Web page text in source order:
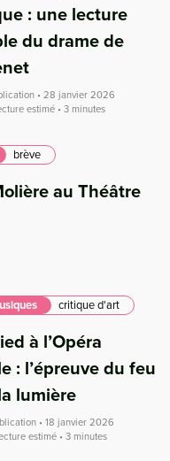
: une lecture
du drame de
• 28 janvier 2026
estimé • 3 minutes
brève
au Théâtre
critique d'art
à l’Opéra
: l’épreuve du feu
lumière
• 18 janvier 2026
estimé • 3 minutes